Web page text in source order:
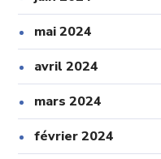
mai 2024
avril 2024
mars 2024
février 2024